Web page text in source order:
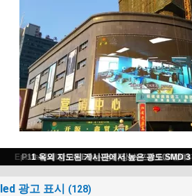
높은 광도 P10 옥외 광고 발광 다이오드
led 광고 표시 (128)